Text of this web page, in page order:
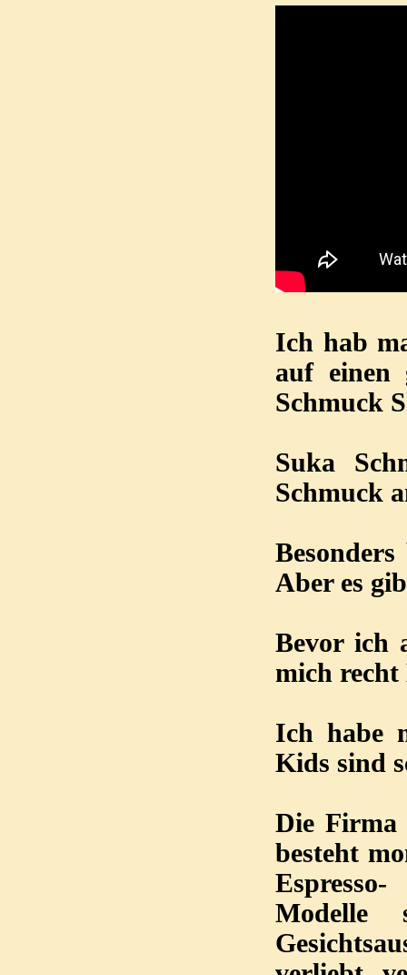
Ich hab
auf einen
Schmuck
Suka
Schmuck
Aber es
Bevor ich
mich recht
Ich habe
Kids sind
Die Firma
besteht
Modelle